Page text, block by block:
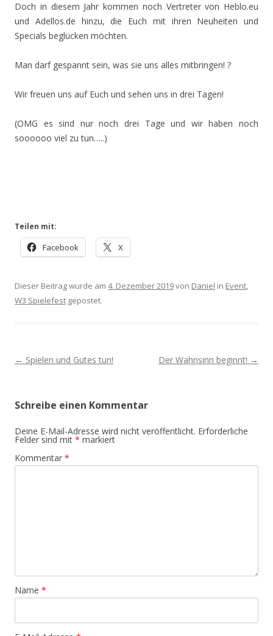
Doch in diesem Jahr kommen noch Vertreter von Heblo.eu
und Adellos.de hinzu, die Euch mit ihren Neuheiten und
Specials beglücken möchten.
Man darf gespannt sein, was sie uns alles mitbringen! ?
Wir freuen uns auf Euch und sehen uns in drei Tagen!
(OMG es sind nur noch drei Tage und wir haben noch
soooooo viel zu tun…..)
Teilen mit:
Facebook X
Dieser Beitrag wurde am 4. Dezember 2019von Daniel in Event,
W3 Spielefest gepostet.
Post navigation
← Spielen und Gutes tun! Der Wahnsinn beginnt! →
Schreibe einen Kommentar
Deine E-Mail-Adresse wird nicht veröffentlicht. Erforderliche
Felder sind mit * markiert
Kommentar *
Name *